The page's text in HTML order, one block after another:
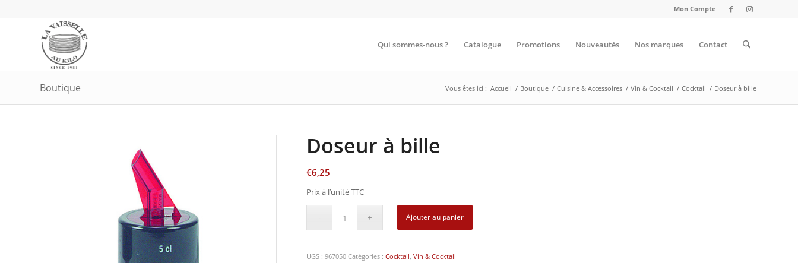
Mon Compte
Qui sommes-nous ? Catalogue Promotions Nouveautés Nos marques Contact
Boutique Vous êtes ici : Accueil / Boutique / Cuisine & Accessoires / Vin & Cocktail / Cocktail / Doseur à bille
Doseur à bille
€6,25
Prix à l’unité TTC
Ajouter au panier
UGS :967050 Catégories :Cocktail,Vin & Cocktail